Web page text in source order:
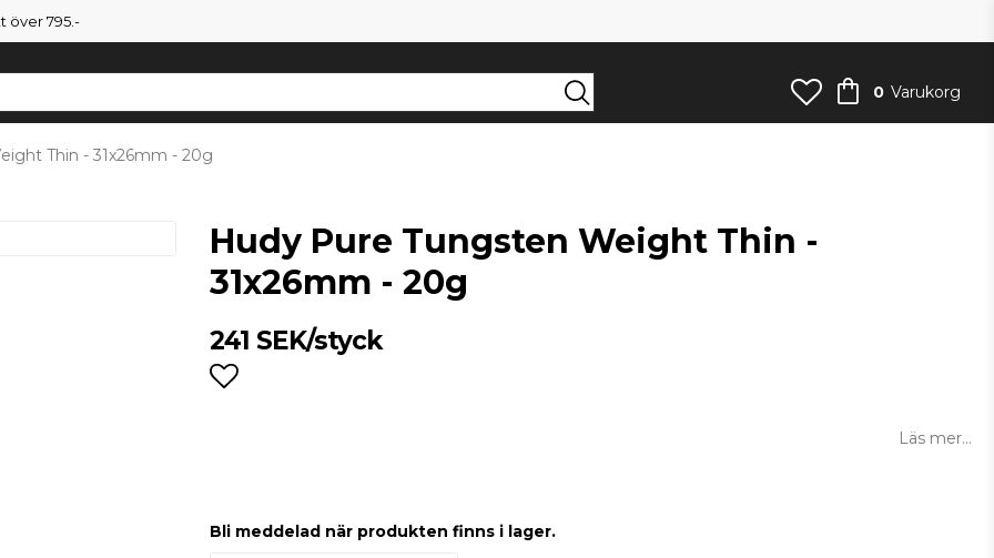
över 795.-
0 Varukorg
Thin - 31x26mm - 20g
Hudy Pure Tungsten Weight Thin -
31x26mm - 20g
241 SEK/styck
Läs mer...
Bli meddelad när produkten finns i lager.